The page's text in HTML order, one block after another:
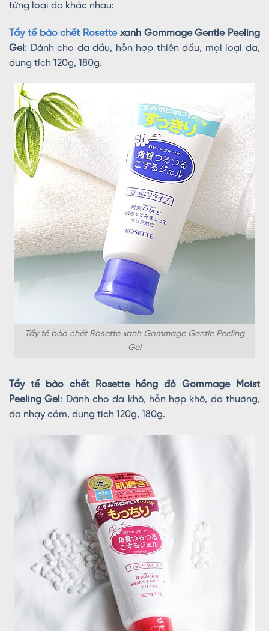
từng loại da khác nhau:
Tẩy tế bào chết Rosettexanh Gommage Gentle Peeling
Gel : Dành cho da dầu, hỗn hợp thiên dầu, mọi loại da,
dung tích 120g, 180g.
Tẩy tế bào chết Rosette xanh Gommage Gentle Peeling
Gel
Tẩy tế bào chết Rosette hồng đỏ Gommage Moist
Peeling Gel: Dành cho da khô, hỗn hợp khô, da thường,
da nhạy cảm, dung tích 120g, 180g.